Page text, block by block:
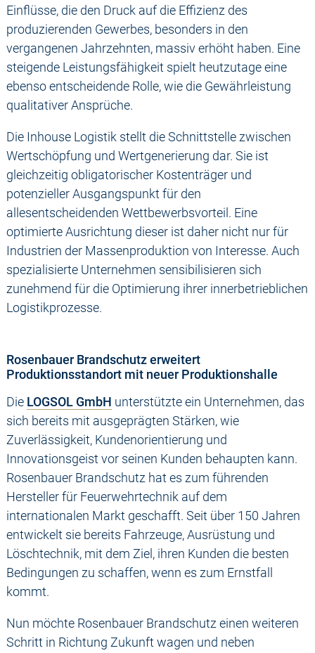
Einflüsse, die den Druck auf die Effizienz des
produzierenden Gewerbes, besonders in den
vergangenen Jahrzehnten, massiv erhöht haben. Eine
steigende Leistungsfähigkeit spielt heutzutage eine
ebenso entscheidende Rolle, wie die Gewährleistung
qualitativer Ansprüche.
Die Inhouse Logistik stellt die Schnittstelle zwischen
Wertschöpfung und Wertgenerierung dar. Sie ist
gleichzeitig obligatorischer Kostenträger und
potenzieller Ausgangspunkt für den
allesentscheidenden Wettbewerbsvorteil. Eine
optimierte Ausrichtung dieser ist daher nicht nur für
Industrien der Massenproduktion von Interesse. Auch
spezialisierte Unternehmen sensibilisieren sich
zunehmend für die Optimierung ihrer innerbetrieblichen
Logistikprozesse.
Rosenbauer Brandschutz erweitert
Produktionsstandort mit neuer Produktionshalle
Die LOGSOL GmbH unterstützte ein Unternehmen, das
sich bereits mit ausgeprägten Stärken, wie
Zuverlässigkeit, Kundenorientierung und
Innovationsgeist vor seinen Kunden behaupten kann.
Rosenbauer Brandschutz hat es zum führenden
Hersteller für Feuerwehrtechnik auf dem
internationalen Markt geschafft. Seit über 150 Jahren
entwickelt sie bereits Fahrzeuge, Ausrüstung und
Löschtechnik, mit dem Ziel, ihren Kunden die besten
Bedingungen zu schaffen, wenn es zum Ernstfall
kommt.
Nun möchte Rosenbauer Brandschutz einen weiteren
Schritt in Richtung Zukunft wagen und neben